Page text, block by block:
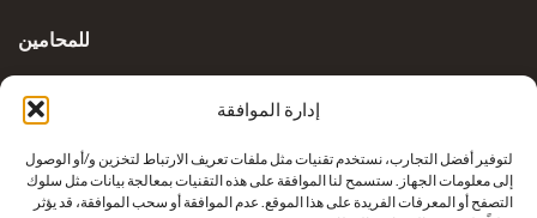
إدارة الموافقة
لتوفير أفضل التجارب، نستخدم تقنيات مثل ملفات تعريف الارتباط لتخزين و/أو الوصول
إلى معلومات الجهاز. ستسمح لنا الموافقة على هذه التقنيات بمعالجة بيانات مثل سلوك
التصفح أو المعرفات الفريدة على هذا الموقع. عدم الموافقة أو سحب الموافقة، قد يؤثر
للمحامين
الاستفسارات